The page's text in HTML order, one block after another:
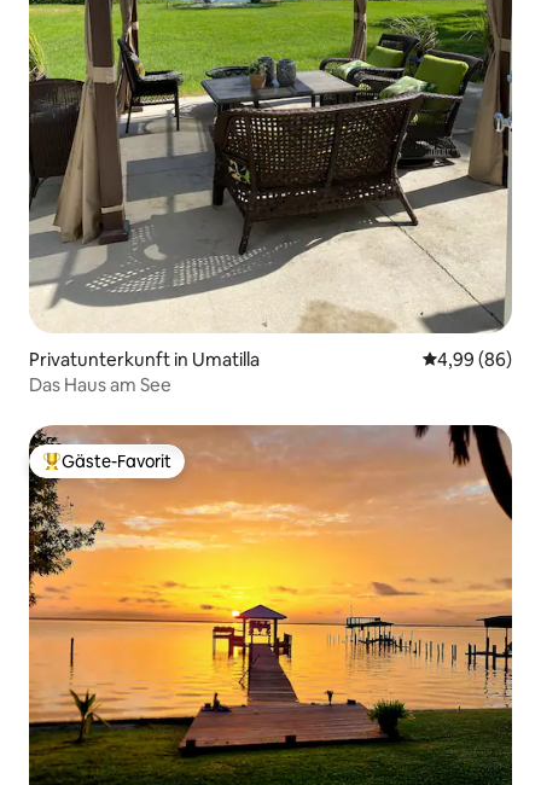
Privatunterkunft in Umatilla
4,99 (86)
Das Haus am See
Beliebter Gäste-Favorit.
Gäste-Favorit